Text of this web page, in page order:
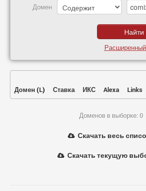
Домен
Домен (L) Ставка ИКС Alexa Links
Доменов в выборке: 0
Скачать весь
Скачать текущую